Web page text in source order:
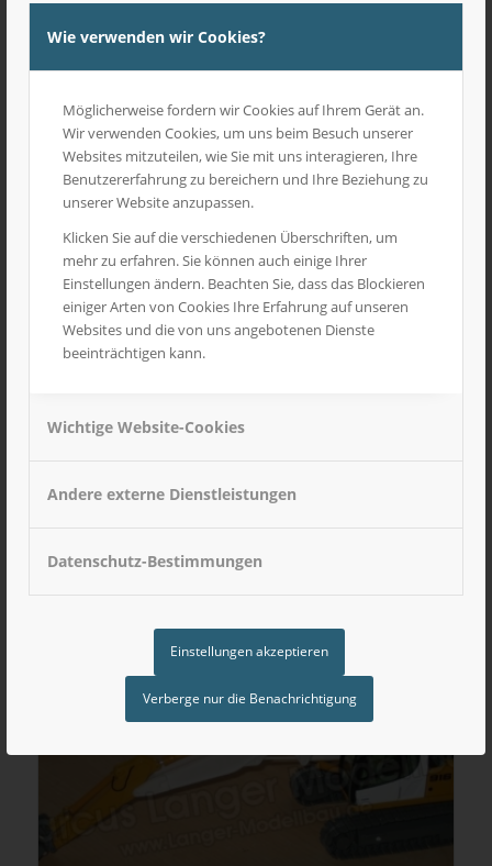
Wie verwenden wir Cookies?
Möglicherweise fordern wir Cookies auf Ihrem Gerät an.
Wir verwenden Cookies, um uns beim Besuch unserer
Websites mitzuteilen, wie Sie mit uns interagieren, Ihre
Benutzererfahrung zu bereichern und Ihre Beziehung zu
unserer Website anzupassen.
Klicken Sie auf die verschiedenen Überschriften, um
mehr zu erfahren. Sie können auch einige Ihrer
Einstellungen ändern. Beachten Sie, dass das Blockieren
einiger Arten von Cookies Ihre Erfahrung auf unseren
Websites und die von uns angebotenen Dienste
beeinträchtigen kann.
Wichtige Website-Cookies
Andere externe Dienstleistungen
Datenschutz-Bestimmungen
Einstellungen akzeptieren
Verberge nur die Benachrichtigung
1/50 Abbruchmeißel für Bagger von 30 bis 60 Tonnen